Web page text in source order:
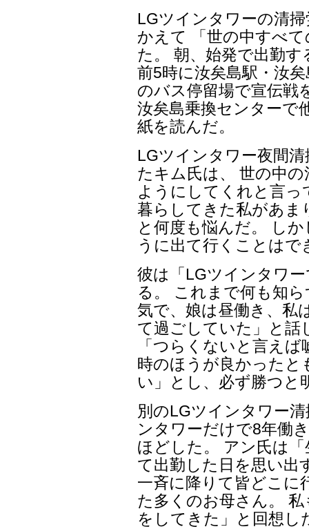
LGツインタワーの清
かえて 「世の中すべ
た。 朝、始発で出勤
前5時に汝矣島駅・汝
のバス停留場で宣伝戦
汝矣島乗換センターで
紙を読んだ。
LGツインタワー夜間
たキム氏は、 世の中
ようにしてくれと言
暮らしてきた私があま
と何度も悩んだ。 し
うに出て行くことは
彼は「LGツインタワ
る。 これまで何も知
気で、娘は昼働き、私
て過ごしていた」と話
「つらくないと言え
時のほうが良かったと
い」とし、必ず勝つと
別のLGツインタワー
ンタワーだけで8年働
ほどした。 アン氏は
て出勤した日を思い出
一斉に降りて皆どこに
た多くのお母さん。
をしてきた」と回想し